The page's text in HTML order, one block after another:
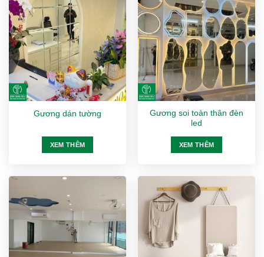
Gương dán tường
XEM THÊM
Gương soi toàn thân đèn
led
XEM THÊM